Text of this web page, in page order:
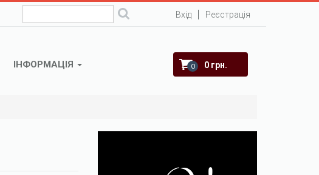
Вхід Реєстрація
ІНФОРМАЦІЯ 0 0 грн.